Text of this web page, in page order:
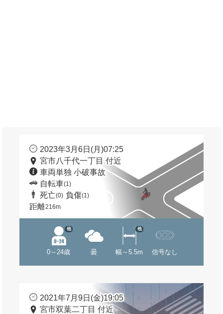
2023年3月6日(月)07:25
宮市八千代一丁目 付近
車両単独 小破事故
自転車(1)
死亡(0) 負傷(1)
距離216m
0～24歳
他
曇 幅～5.5m
他
信号なし
2021年7月9日(金)19:05
宮市双葉二丁目 付近